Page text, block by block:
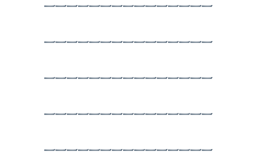
_______________
_______________
_______________
_______________